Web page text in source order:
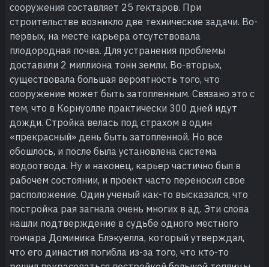
сооружения составляет 25 гектаров. При
строительстве возникло две технические задачи. Во-
первых, на месте карьера отсутствовала
плодородная почва. Для устранения проблемы
доставили 2 миллиона тонн земли. Во-вторых,
существовала большая вероятность того, что
сооружение может быть затопленным. Связано это с
тем, что в Корнуолле практически 300 дней идут
дожди. Стройка велась под страхом в один
«прекрасный» день быть затопленной. Но все
обошлось, и после была установлена система
водоотвода. Ну и наконец, карьер частично был в
рабочем состоянии, и проект часто переносил свое
расположение. Один ученый как-то высказался, что
постройка рая загнала очень многих в ад. Эти слова
нашли подтверждение в судьбе одного местного
гончара Доминика Блэкуелла, который утверждал,
что его династия погибла из-за того, что кто-то